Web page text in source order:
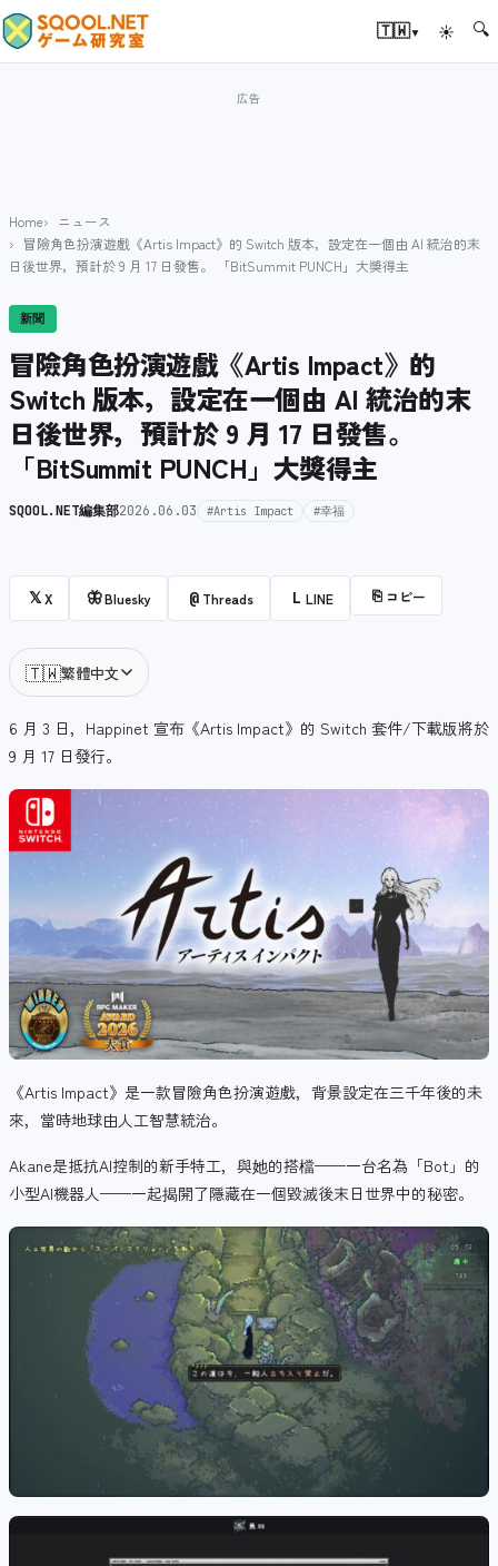
🇹🇼▾ ☀ 🔍
Home
ニュース
冒險角色扮演遊戲《Artis Impact》的 Switch 版本，設定在一個由 AI 統治的末
日後世界，預計於 9 月 17 日發售。 「BitSummit PUNCH」大獎得主
新聞
冒險角色扮演遊戲《Artis Impact》的
Switch 版本，設定在一個由 AI 統治的末
日後世界，預計於 9 月 17 日發售。
「BitSummit PUNCH」大獎得主
SQOOL.NET編集部2026.06.03 #Artis Impact #幸福
𝕏X 🦋Bluesky @ Threads L LINE ⎘ コピー
🇹🇼繁體中文
6 月 3 日，Happinet 宣布《Artis Impact》的 Switch 套件/下載版將於
9 月 17 日發行。
《Artis Impact》是一款冒險角色扮演遊戲，背景設定在三千年後的未
來，當時地球由人工智慧統治。
Akane是抵抗AI控制的新手特工，與她的搭檔——一台名為「Bot」的
小型AI機器人——一起揭開了隱藏在一個毀滅後末日世界中的秘密。